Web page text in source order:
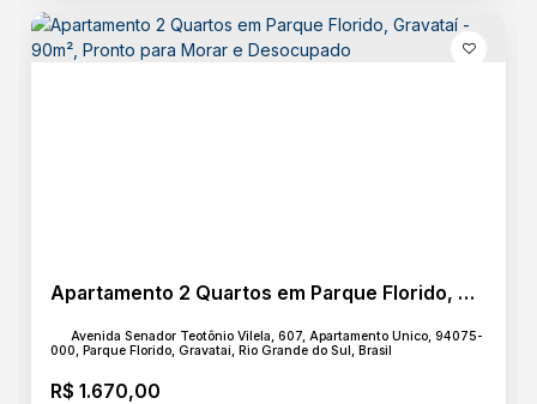
Apartamento 2 Quartos em Parque Florido, Gravataí - 90m², Pronto para Morar e Desocupado
R$ 1.670,00
Avenida Senador Teotônio Vilela, 607, Apartamento Unico, 94075-
000, Parque Florido, Gravataí, Rio Grande do Sul, Brasil